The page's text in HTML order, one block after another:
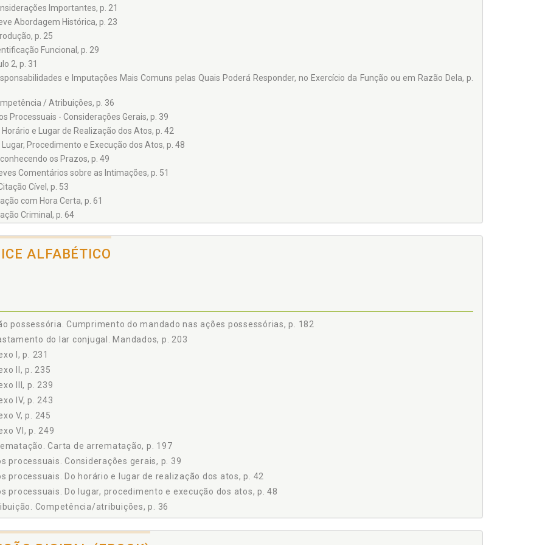
Importantes, p. 21
Abordagem Histórica, p. 23
p. 25
Funcional, p. 29
2, p. 31
e Imputações Mais Comuns pelas Quais Poderá Responder, no Exercício da Função ou em Razão Dela, p.
/ Atribuições, p. 36
Processuais - Considerações Gerais, p. 39
Horário e Lugar de Realização dos Atos, p. 42
Lugar, Procedimento e Execução dos Atos, p. 48
os Prazos, p. 49
Comentários sobre as Intimações, p. 51
Cível, p. 53
com Hora Certa, p. 61
Criminal, p. 64
da Certidão, p. 69
Objeto da Penhora, p. 78
Preferencial da Penhora, p. 79
Impenhorabilidade Legal, p. 102
da Execução por Título Extrajudicial, p. 117
4, p. 123
de Bens, p. 123
Considerações sobre a Avaliação de Bens no Âmbito Judicial, p. 124
que Ampara o Oficial de Justiça, p. 126
Norteadores da Avaliação de Bens, p. 129
de Rigor das Avaliações, p. 131
Métodos Usados na Avaliação de Imóveis, p. 132
das Avaliações de Terrenos e Imóveis Urbanos, p. 135
de Imóveis Urbanos, p. 150
do Método Comparativo de Dados de Mercado aos Imóveis Urbanos, p. 152
Avaliação de Apartamentos, p. 153
Urbanizáveis, p. 155
ALFABÉTICO
possessória. Cumprimento do mandado nas ações possessórias, p. 182
do lar conjugal. Mandados, p. 203
I, p. 231
II, p. 235
III, p. 239
IV, p. 243
V, p. 245
VI, p. 249
Carta de arrematação, p. 197
processuais. Considerações gerais, p. 39
processuais. Do horário e lugar de realização dos atos, p. 42
processuais. Do lugar, procedimento e execução dos atos, p. 48
Competência/atribuições, p. 36